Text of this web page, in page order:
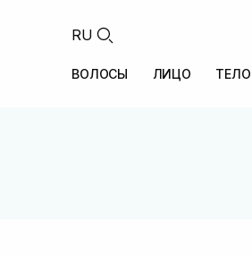
RU
ВОЛОСЫ ЛИЦО ТЕЛО